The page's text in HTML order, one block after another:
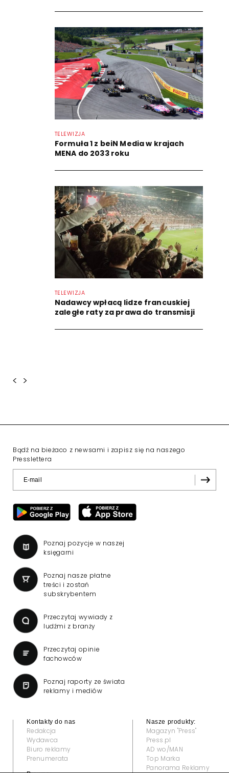
TELEWIZJA
Formuła 1 z beiN Media w krajach
MENA do 2033 roku
TELEWIZJA
Nadawcy wpłacą lidze francuskiej
zaległe raty za prawa do transmisji
< >
Bądź na bieżaco z newsami i zapisz się na naszego
Presslettera
Poznaj pozycje w naszej
księgarni
Poznaj nasze płatne
treści i zostań
subskrybentem
Przeczytaj wywiady z
ludźmi z branży
Przeczytaj opinie
fachowców
Poznaj raporty ze świata
reklamy i mediów
Kontakty do nas
Redakcja
Wydawca
Biuro reklamy
Prenumerata
Nasze produkty:
Magazyn "Press"
Press.pl
AD wo/MAN
Top Marka
Panorama Reklamy